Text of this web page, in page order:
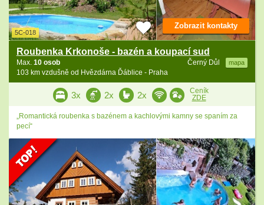
5C-018
Roubenka Krkonoše - bazén a koupací sud
Černý Důl mapa
Max. 10 osob
103 km vzdušně od Hvězdárna Ďáblice - Praha
Zobrazit kontakty
3x 2x 2x
Ceník
ZDE
„Romantická roubenka s bazénem a kachlovými kamny se spaním za
pecí“